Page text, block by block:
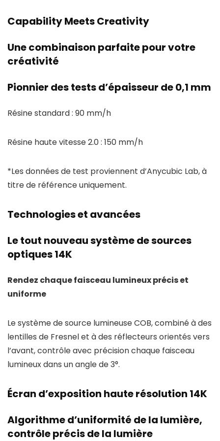
Capability Meets Creativity
Une combinaison parfaite pour votre
créativité
Pionnier des tests d’épaisseur de 0,1 mm
Résine standard : 90 mm/h
Résine haute vitesse 2.0 : 150 mm/h
*Les données de test proviennent d’Anycubic Lab, à
titre de référence uniquement.
Technologies et avancées
Le tout nouveau système de sources
optiques 14K
Rendez chaque faisceau lumineux précis et
uniforme
Le système de source lumineuse COB, combiné à des
lentilles de Fresnel et à des réflecteurs orientés vers
l’avant, contrôle avec précision chaque faisceau
lumineux dans un angle de 3°.
Écran d’exposition haute résolution 14K
Algorithme d’uniformité de la lumière,
contrôle précis de la lumière